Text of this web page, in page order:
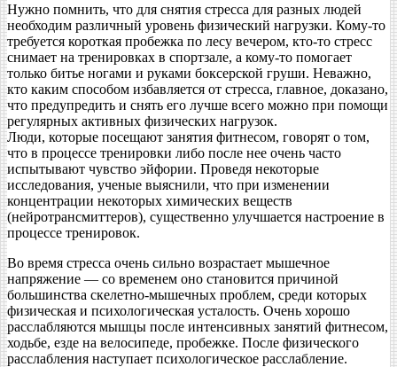
Нужно помнить, что для снятия стресса для разных людей
необходим различный уровень физический нагрузки. Кому-то
требуется короткая пробежка по лесу вечером, кто-то стресс
снимает на тренировках в спортзале, а кому-то помогает
только битье ногами и руками боксерской груши. Неважно,
кто каким способом избавляется от стресса, главное, доказано,
что предупредить и снять его лучше всего можно при помощи
регулярных активных физических нагрузок.
Люди, которые посещают занятия фитнесом, говорят о том,
что в процессе тренировки либо после нее очень часто
испытывают чувство эйфории. Проведя некоторые
исследования, ученые выяснили, что при изменении
концентрации некоторых химических веществ
(нейротрансмиттеров), существенно улучшается настроение в
процессе тренировок.
Во время стресса очень сильно возрастает мышечное
напряжение — со временем оно становится причиной
большинства скелетно-мышечных проблем, среди которых
физическая и психологическая усталость. Очень хорошо
расслабляются мышцы после интенсивных занятий фитнесом,
ходьбе, езде на велосипеде, пробежке. После физического
расслабления наступает психологическое расслабление.